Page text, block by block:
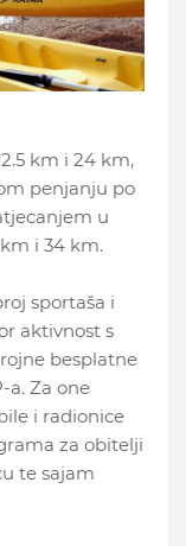
km i 24 km,
penjanju po
u
i 34 km.
sportaša i
aktivnost s
besplatne
a. Za one
i radionice
za obitelji
te sajam